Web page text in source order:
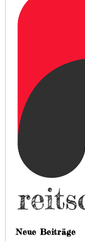
Neue Beiträge